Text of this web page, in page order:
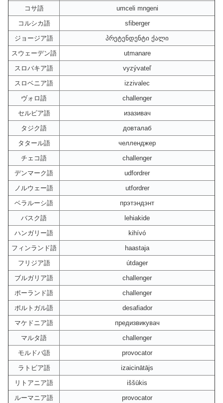
コサ語
umceli mngeni
コルシカ語
sfiberger
ジョージア語
პრეტენდენტი ქალი
スウェーデン語
utmanare
スロバキア語
vyzývateľ
スロベニア語
izzivalec
ヴォロ語
challenger
セルビア語
изазивач
タジク語
довталаб
タタール語
челленджер
チェコ語
challenger
デンマーク語
udfordrer
ノルウェー語
utfordrer
ベラルーシ語
прэтэндэнт
バスク語
lehiakide
ハンガリー語
kihívó
フィンランド語
haastaja
フリジア語
útdager
ブルガリア語
challenger
ポーランド語
challenger
ポルトガル語
desafiador
マケドニア語
предизвикувач
マルタ語
challenger
モルドバ語
provocator
ラトビア語
izaicinātājs
リトアニア語
iššūkis
ルーマニア語
provocator